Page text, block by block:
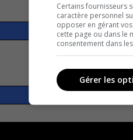
Certains fournisseurs
caractère personnel
opposer en gérant
cette page ou dans le
consentement dans
Gérer les